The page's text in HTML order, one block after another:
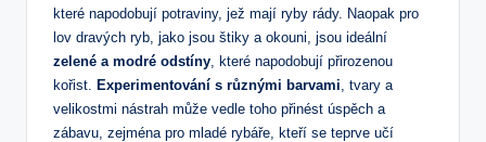
které napodobují potraviny, jež mají ryby rády. Naopak pro
lov dravých ryb, jako jsou ⁤štiky a okouni,‌ jsou ideální⁤
zelené a modré odstíny , které napodobují ‌přirozenou
kořist. Experimentování s‍ různými barvami , tvary a
velikostmi ⁣nástrah může vedle toho přinést úspěch ‌a
zábavu, zejména pro ⁤mladé rybáře, kteří‍ se​ teprve⁣ učí